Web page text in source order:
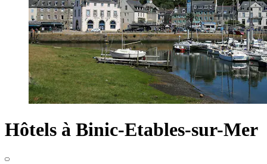
Hôtels à Binic-Etables-sur-Mer